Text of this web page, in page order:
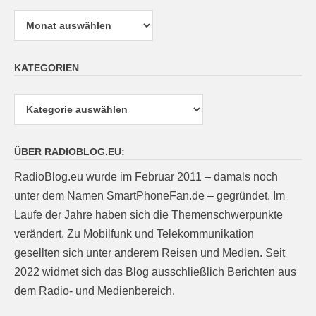
Archiv
KATEGORIEN
ÜBER RADIOBLOG.EU:
RadioBlog.eu wurde im Februar 2011 – damals noch
unter dem Namen SmartPhoneFan.de – gegründet. Im
Laufe der Jahre haben sich die Themenschwerpunkte
verändert. Zu Mobilfunk und Telekommunikation
gesellten sich unter anderem Reisen und Medien. Seit
2022 widmet sich das Blog ausschließlich Berichten aus
dem Radio- und Medienbereich.